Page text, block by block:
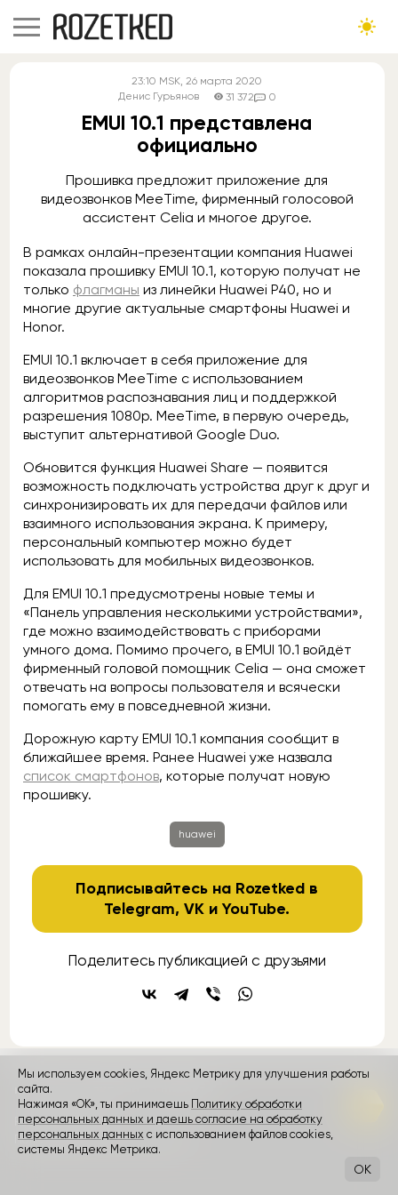
23:10 MSK, 26 марта 2020
Денис Гурьянов
31 372 0
EMUI 10.1 представлена
официально
Прошивка предложит приложение для
видеозвонков MeeTime, фирменный голосовой
ассистент Celia и многое другое.
В рамках онлайн-презентации компания Huawei
показала прошивку EMUI 10.1, которую получат не
только флагманы из линейки Huawei P40, но и
многие другие актуальные смартфоны Huawei и
Honor.
EMUI 10.1 включает в себя приложение для
видеозвонков MeeTime с использованием
алгоритмов распознавания лиц и поддержкой
разрешения 1080p. MeeTime, в первую очередь,
выступит альтернативой Google Duo.
Обновится функция Huawei Share — появится
возможность подключать устройства друг к друг и
синхронизировать их для передачи файлов или
взаимного использования экрана. К примеру,
персональный компьютер можно будет
использовать для мобильных видеозвонков.
Для EMUI 10.1 предусмотрены новые темы и
«Панель управления несколькими устройствами»,
где можно взаимодействовать с приборами
умного дома. Помимо прочего, в EMUI 10.1 войдёт
фирменный головой помощник Celia — она сможет
отвечать на вопросы пользователя и всячески
помогать ему в повседневной жизни.
Дорожную карту EMUI 10.1 компания сообщит в
ближайшее время. Ранее Huawei уже назвала
список смартфонов, которые получат новую
прошивку.
huawei
Подписывайтесь на Rozetked в
Telegram,VK иYouTube.
Поделитесь публикацией с друзьями
контакты
Rozetked © 2026
Пользовательское соглашение
Мы используем cookies, Яндекс Метрику для улучшения работы
сайта.
Нажимая «ОК», ты принимаешь Политику обработки
персональных данных и даешь согласие на обработку
персональных данных с использованием файлов cookies,
системы Яндекс Метрика.
OK